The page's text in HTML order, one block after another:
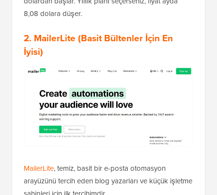
8,08 dolara düşer.
2. MailerLite (Basit Bültenler İçin En
İyisi)
MailerLite, temiz, basit bir e-posta otomasyon
arayüzünü tercih eden blog yazarları ve küçük işletme